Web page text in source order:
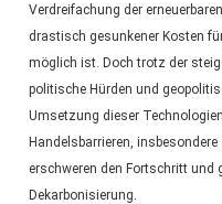
Verdreifachung der
drastisch gesunkener Kosten
möglich ist. Doch trotz der
politische Hürden und
Umsetzung dieser
Handelsbarrieren,
erschweren den Fortschritt und
Dekarbonisierung.